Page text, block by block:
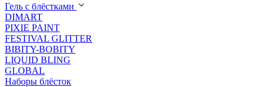
Гель с блёстками
DIMART
PIXIE PAINT
FESTIVAL GLITTER
BIBITY-BOBITY
LIQUID BLING
GLOBAL
Наборы блёсток